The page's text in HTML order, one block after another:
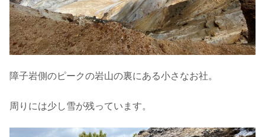
障子岩側のピークの岩山の裏にある小さなお社。
周りには少し雪が残っています。